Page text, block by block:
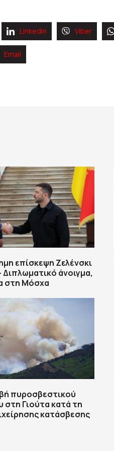
Linkedin Viber
Email
επίσκεψη Ζελένσκι
Διπλωματικό άνοιγμα,
στη Μόσχα
πυροσβεστικού
στη Γιούτα κατά τη
κατάσβεσης